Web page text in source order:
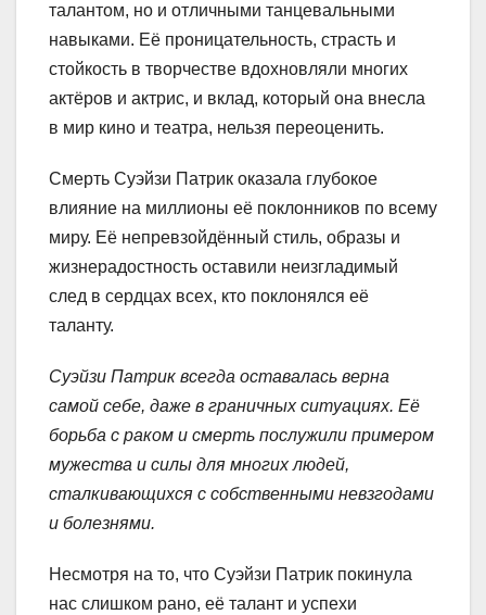
талантом, но и отличными танцевальными
навыками. Её проницательность, страсть и
стойкость в творчестве вдохновляли многих
актёров и актрис, и вклад, который она внесла
в мир кино и театра, нельзя переоценить.
Смерть Суэйзи Патрик оказала глубокое
влияние на миллионы её поклонников по всему
миру. Её непревзойдённый стиль, образы и
жизнерадостность оставили неизгладимый
след в сердцах всех, кто поклонялся её
таланту.
Суэйзи Патрик всегда оставалась верна
самой себе, даже в граничных ситуациях. Её
борьба с раком и смерть послужили примером
мужества и силы для многих людей,
сталкивающихся с собственными невзгодами
и болезнями.
Несмотря на то, что Суэйзи Патрик покинула
нас слишком рано, её талант и успехи